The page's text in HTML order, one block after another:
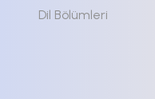
Dil Bölümleri